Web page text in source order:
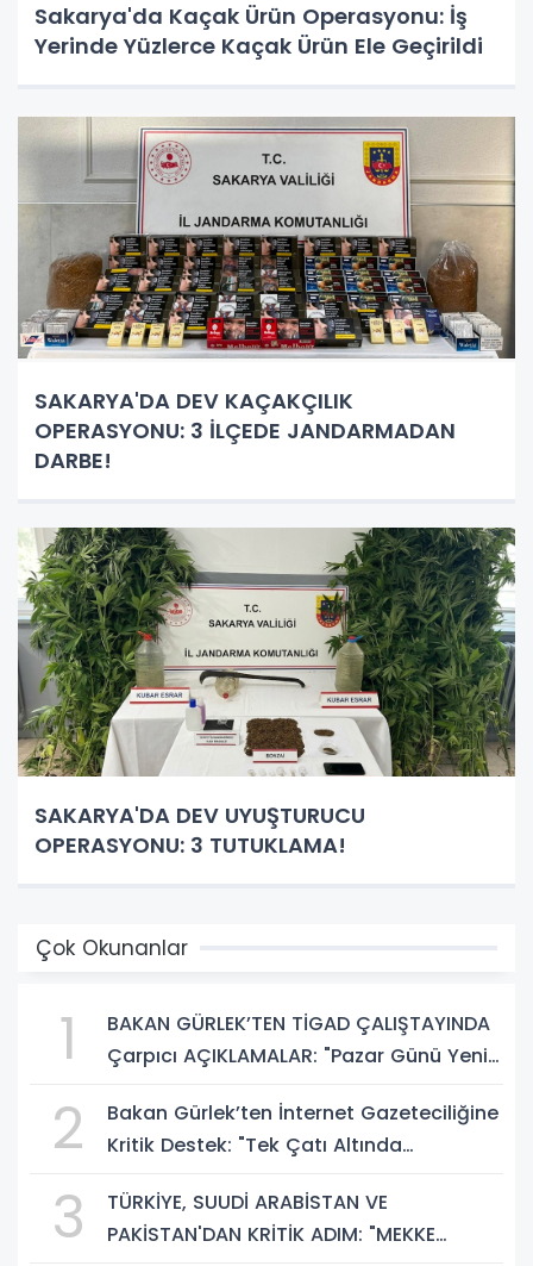
Sakarya'da Kaçak Ürün Operasyonu: İş
Yerinde Yüzlerce Kaçak Ürün Ele Geçirildi
SAKARYA'DA DEV KAÇAKÇILIK
OPERASYONU: 3 İLÇEDE JANDARMADAN
DARBE!
SAKARYA'DA DEV UYUŞTURUCU
OPERASYONU: 3 TUTUKLAMA!
Çok Okunanlar
1
BAKAN GÜRLEK’TEN TİGAD ÇALIŞTAYINDA
Çarpıcı AÇIKLAMALAR: "Pazar Günü Yeni
2
Bakan Gürlek’ten İnternet Gazeteciliğine
Kritik Destek: "Tek Çatı Altında
Hazırız"
3
TÜRKİYE, SUUDİ ARABİSTAN VE
PAKİSTAN'DAN KRİTİK ADIM: "MEKKE